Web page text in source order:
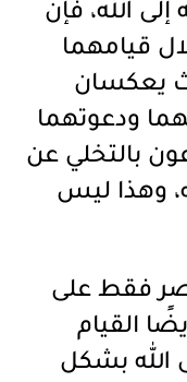
الله، فإن
قيامهما
يعكسان
ودعوتهما
بالتخلي عن
وهذا ليس
فقط على
القيام
الله بشكل